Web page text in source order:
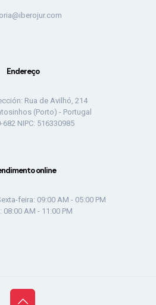
Endereço
Rua de Avilhó, 214
(Porto) - Portugal
682 NIPC: 516330985
online
feira: 09:00 AM - 05:00 PM
08:00 AM - 11:00 PM